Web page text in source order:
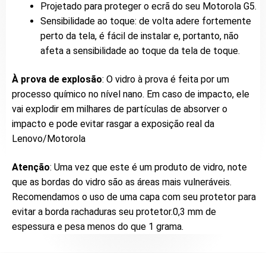
Projetado para proteger o ecrã do seu Motorola G5.
Sensibilidade ao toque: de volta adere fortemente
perto da tela, é fácil de instalar e, portanto, não
afeta a sensibilidade ao toque da tela de toque.
À prova de explosão: O vidro à prova é feita por um
processo químico no nível nano. Em caso de impacto, ele
vai explodir em milhares de partículas de absorver o
impacto e pode evitar rasgar a exposição real da
Lenovo/Motorola
Atenção: Uma vez que este é um produto de vidro, note
que as bordas do vidro são as áreas mais vulneráveis.
Recomendamos o uso de uma capa com seu protetor para
evitar a borda rachaduras seu protetor.0,3 mm de
espessura e pesa menos do que 1 grama.